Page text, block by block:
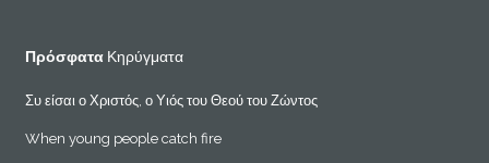
Πρόσφατα Κηρύγματα
Συ είσαι ο Χριστός, ο Υιός του Θεού του Ζώντος
When young people catch fire